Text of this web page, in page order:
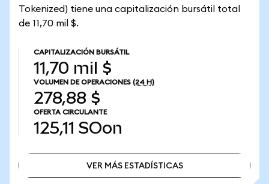
Tokenized) tiene una capitalización bursátil total
de 11,70 mil $.
CAPITALIZACIÓN BURSÁTIL
11,70 mil $
VOLUMEN DE OPERACIONES (24 H)
278,88 $
OFERTA CIRCULANTE
125,11 SOon
VER MÁS ESTADÍSTICAS